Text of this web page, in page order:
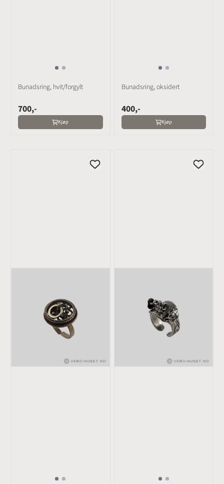
Bunadsring, hvit/forgylt
700,-
Kjøp
Bunadsring, oksidert
400,-
Kjøp